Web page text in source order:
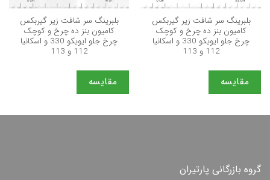
بلبرینگ سر شافت زیر گیربکس
کامیون بنز ده چرخ و کوچک
چرخ جلو ایویکو 330 و اسکانیا
112 و 113
مقایسه
بلبرینگ سر شافت زیر گیربکس
کامیون بنز ده چرخ و کوچک
چرخ جلو ایویکو 330 و اسکانیا
112 و 113
مقایسه
گروه بازرگانی پارتیران